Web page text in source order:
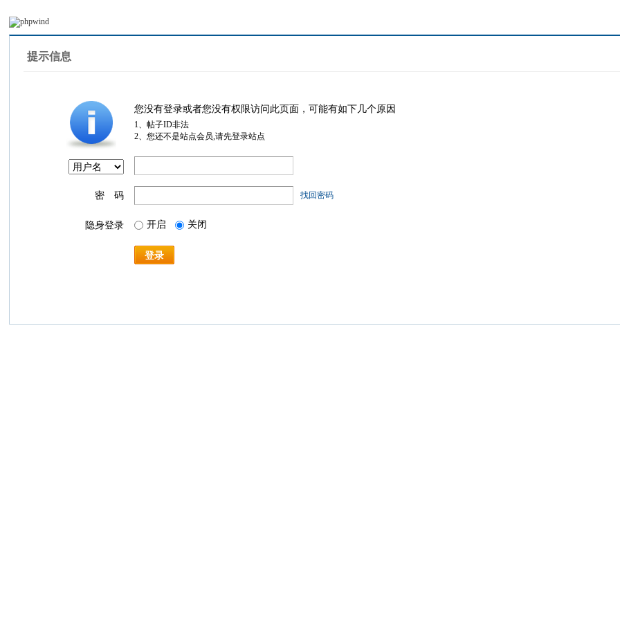
提示信息
您没有登录或者您没有权限访问此页面，可能有如下几个原因
1、帖子ID非法
2、您还不是站点会员,请先登录站点
密 码 找回密码
隐身登录 开启 关闭
登录